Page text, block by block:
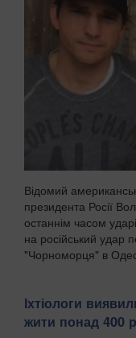
Відомий
президента Росії
останнім часом
на російський удар
"Чорноморця" в
Іхтіологи
жити понад 400